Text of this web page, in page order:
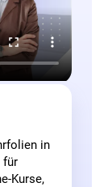
in
für
Kurse,